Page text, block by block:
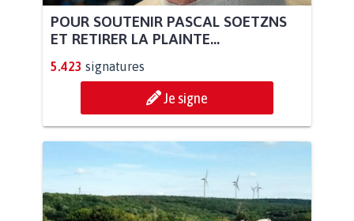
POUR SOUTENIR PASCAL SOETZNS
ET RETIRER LA PLAINTE...
5.423 signatures
Je signe